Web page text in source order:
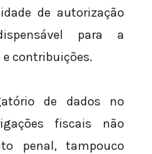
de autorização
para a
contribuições.
de dados no
fiscais não
penal, tampouco